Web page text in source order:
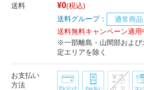
送料 ¥0(税込)
送料グループ：
通常商品
送料無料キャンペーン適用
※一部離島・山間部および
定エリアを除く
お支払い
方法